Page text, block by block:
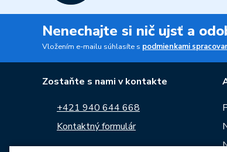
Nenechajte si nič ujsť a
Vložením e-mailu súhlasíte s podmienkami
Zostaňte s nami v kontakte
+421 940 644 668
Kontaktný formulár